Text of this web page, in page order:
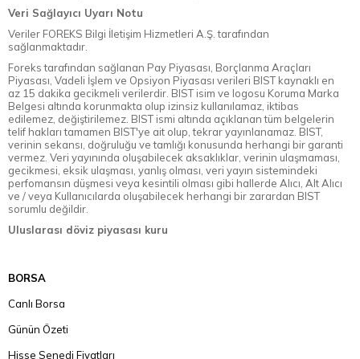
Veri Sağlayıcı Uyarı Notu
Veriler FOREKS Bilgi İletişim Hizmetleri A.Ş. tarafından
sağlanmaktadır.
Foreks tarafından sağlanan Pay Piyasası, Borçlanma Araçları
Piyasası, Vadeli İşlem ve Opsiyon Piyasası verileri BIST kaynaklı en
az 15 dakika gecikmeli verilerdir. BIST isim ve logosu Koruma Marka
Belgesi altında korunmakta olup izinsiz kullanılamaz, iktibas
edilemez, değiştirilemez. BIST ismi altında açıklanan tüm belgelerin
telif hakları tamamen BIST'ye ait olup, tekrar yayınlanamaz. BIST,
verinin sekansı, doğruluğu ve tamlığı konusunda herhangi bir garanti
vermez. Veri yayınında oluşabilecek aksaklıklar, verinin ulaşmaması,
gecikmesi, eksik ulaşması, yanlış olması, veri yayın sistemindeki
perfomansın düşmesi veya kesintili olması gibi hallerde Alıcı, Alt Alıcı
ve / veya Kullanıcılarda oluşabilecek herhangi bir zarardan BIST
sorumlu değildir.
Uluslarası döviz piyasası kuru
BORSA
Canlı Borsa
Günün Özeti
Hisse Senedi Fiyatları